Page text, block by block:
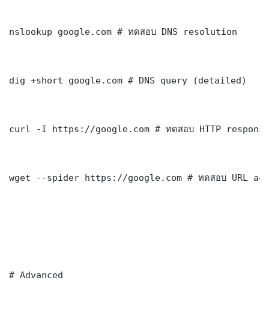
nslookup google.com # ทดสอบ DNS resolution
dig +short google.com # DNS query (detailed)
curl -I https://google.com # ทดสอบ HTTP
wget --spider https://google.com # ทดสอบ URL
# Advanced